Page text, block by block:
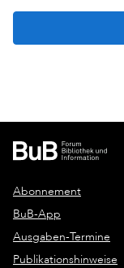
Abonnement
BuB-App
Ausgaben-Termine
Publikationshinweise